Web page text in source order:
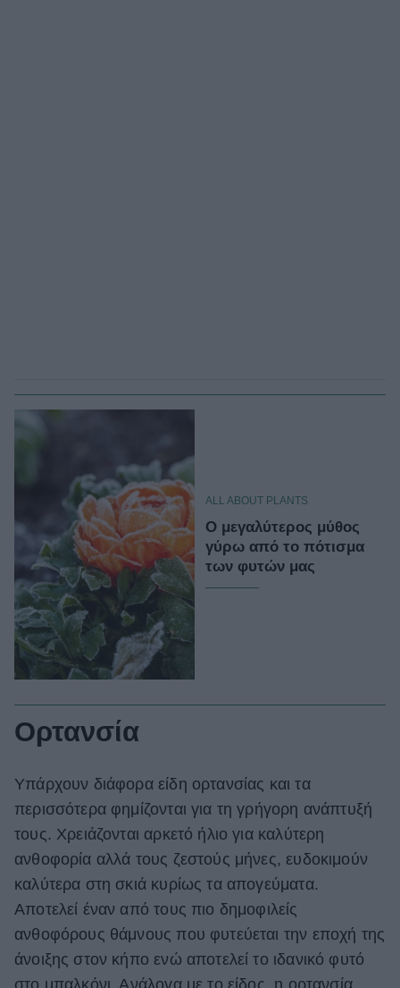
ALL ABOUT PLANTS
Ο μεγαλύτερος μύθος
γύρω από το πότισμα
των φυτών μας
Ορτανσία
Υπάρχουν διάφορα είδη ορτανσίας και τα
περισσότερα φημίζονται για τη γρήγορη ανάπτυξή
τους. Χρειάζονται αρκετό ήλιο για καλύτερη
ανθοφορία αλλά τους ζεστούς μήνες, ευδοκιμούν
καλύτερα στη σκιά κυρίως τα απογεύματα.
Αποτελεί έναν από τους πιο δημοφιλείς
ανθοφόρους θάμνους που φυτεύεται την εποχή της
άνοιξης στον κήπο ενώ αποτελεί το ιδανικό φυτό
στο μπαλκόνι. Ανάλογα με το είδος, η ορτανσία